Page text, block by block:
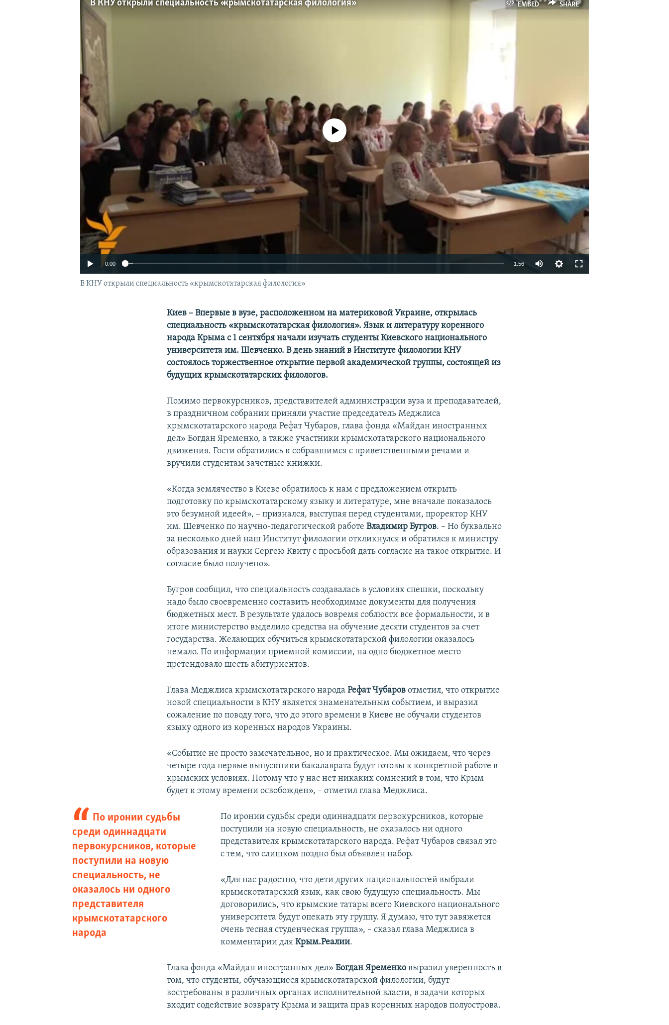
КРЫМ.НЕПОКОРЕННЫЙ
УКРАИНСКАЯ ПРОБЛЕМА КРЫМА
EMBED SHARE
В КНУ открыли специальность «крымскотатарская филология»
No media source currently available
0:00 1:56
В КНУ открыли специальность «крымскотатарская филология»
Киев – Впервые в вузе, расположенном на материковой Украине, открылась
специальность «крымскотатарская филология». Язык и литературу коренного
народа Крыма с 1 сентября начали изучать студенты Киевского национального
университета им. Шевченко. В день знаний в Институте филологии КНУ
состоялось торжественное открытие первой академической группы, состоящей из
будущих крымскотатарских филологов.
Помимо первокурсников, представителей администрации вуза и преподавателей,
в праздничном собрании приняли участие председатель Меджлиса
крымскотатарского народа Рефат Чубаров, глава фонда «Майдан иностранных
дел» Богдан Яременко, а также участники крымскотатарского национального
движения. Гости обратились к собравшимся с приветственными речами и
вручили студентам зачетные книжки.
«Когда землячество в Киеве обратилось к нам с предложением открыть
подготовку по крымскотатарскому языку и литературе, мне вначале показалось
это безумной идеей», – признался, выступая перед студентами, проректор КНУ
им. Шевченко по научно-педагогической работеВладимир Бугров. – Но буквально
за несколько дней наш Институт филологии откликнулся и обратился к министру
образования и науки Сергею Квиту с просьбой дать согласие на такое открытие. И
согласие было получено».
Бугров сообщил, что специальность создавалась в условиях спешки, поскольку
надо было своевременно составить необходимые документы для получения
бюджетных мест. В результате удалось вовремя соблюсти все формальности, и в
итоге министерство выделило средства на обучение десяти студентов за счет
государства. Желающих обучиться крымскотатарской филологии оказалось
немало. По информации приемной комиссии, на одно бюджетное место
претендовало шесть абитуриентов.
Глава Меджлиса крымскотатарского народаРефат Чубаров отметил, что открытие
новой специальности в КНУ является знаменательным событием, и выразил
сожаление по поводу того, что до этого времени в Киеве не обучали студентов
языку одного из коренных народов Украины.
«Событие не просто замечательное, но и практическое. Мы ожидаем, что через
четыре года первые выпускники бакалаврата будут готовы к конкретной работе в
крымских условиях. Потому что у нас нет никаких сомнений в том, что Крым
будет к этому времени освобожден», – отметил глава Меджлиса.
По иронии судьбы
среди одиннадцати
первокурсников, которые
поступили на новую
специальность, не
оказалось ни одного
представителя
крымскотатарского
народа
По иронии судьбы среди одиннадцати первокурсников, которые
поступили на новую специальность, не оказалось ни одного
представителя крымскотатарского народа. Рефат Чубаров связал это
с тем, что слишком поздно был объявлен набор.
«Для нас радостно, что дети других национальностей выбрали
крымскотатарский язык, как свою будущую специальность. Мы
договорились, что крымские татары всего Киевского национального
университета будут опекать эту группу. Я думаю, что тут завяжется
очень тесная студенческая группа», – сказал глава Меджлиса в
комментарии для Крым.Реалии.
Глава фонда «Майдан иностранных дел»Богдан Яременко выразил уверенность в
том, что студенты, обучающиеся крымскотатарской филологии, будут
востребованы в различных органах исполнительной власти, в задачи которых
входит содействие возврату Крыма и защита прав коренных народов полуострова.